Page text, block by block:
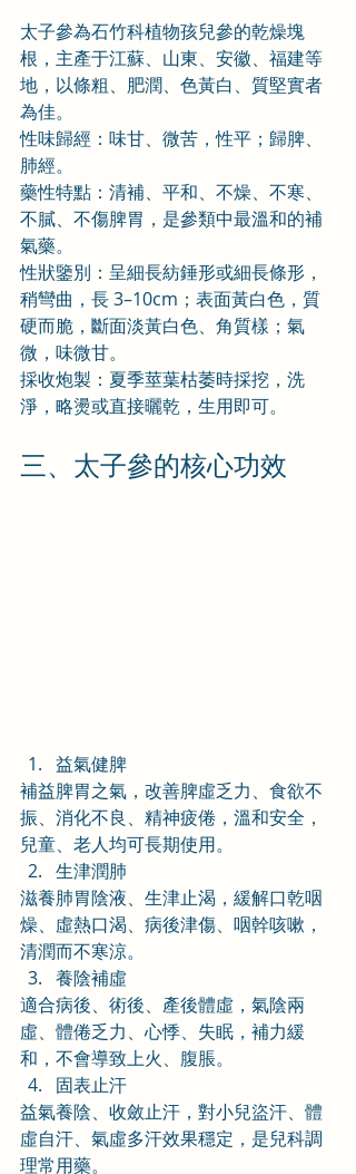
太子參為石竹科植物孩兒參的乾燥塊
根，主產于江蘇、山東、安徽、福建等
地，以條粗、肥潤、色黃白、質堅實者
為佳。
性味歸經：味甘、微苦，性平；歸脾、
肺經。
藥性特點：清補、平和、不燥、不寒、
不膩、不傷脾胃，是參類中最溫和的補
氣藥。
性狀鑒別：呈細長紡錘形或細長條形，
稍彎曲，長 3–10cm；表面黃白色，質
硬而脆，斷面淡黃白色、角質樣；氣
微，味微甘。
採收炮製：夏季莖葉枯萎時採挖，洗
淨，略燙或直接曬乾，生用即可。
三、太子參的核心功效
益氣健脾
補益脾胃之氣，改善脾虛乏力、食欲不
振、消化不良、精神疲倦，溫和安全，
兒童、老人均可長期使用。
生津潤肺
滋養肺胃陰液、生津止渴，緩解口乾咽
燥、虛熱口渴、病後津傷、咽幹咳嗽，
清潤而不寒涼。
養陰補虛
適合病後、術後、產後體虛，氣陰兩
虛、體倦乏力、心悸、失眠，補力緩
和，不會導致上火、腹脹。
固表止汗
益氣養陰、收斂止汗，對小兒盜汗、體
虛自汗、氣虛多汗效果穩定，是兒科調
理常用藥。